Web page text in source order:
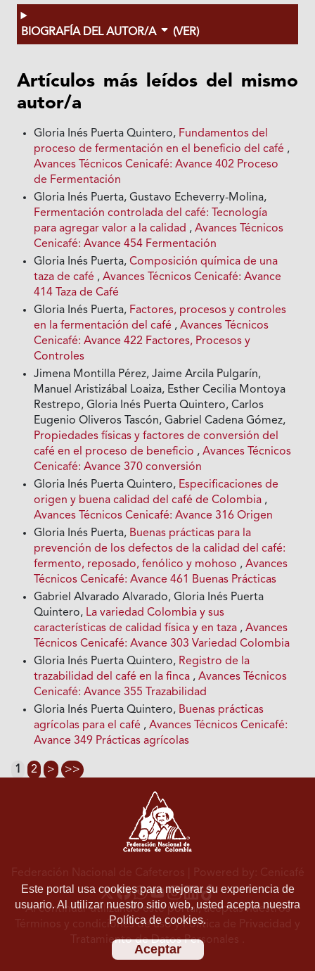
BIOGRAFÍA DEL AUTOR/A (VER)
Artículos más leídos del mismo
autor/a
Gloria Inés Puerta Quintero, Fundamentos del
proceso de fermentación en el beneficio del café ,
Avances Técnicos Cenicafé: Avance 402 Proceso
de Fermentación
Gloria Inés Puerta, Gustavo Echeverry-Molina,
Fermentación controlada del café: Tecnología
para agregar valor a la calidad ,Avances Técnicos
Cenicafé: Avance 454 Fermentación
Gloria Inés Puerta,Composición química de una
taza de café ,Avances Técnicos Cenicafé: Avance
414 Taza de Café
Gloria Inés Puerta, Factores, procesos y controles
en la fermentación del café ,Avances Técnicos
Cenicafé: Avance 422 Factores, Procesos y
Controles
Jimena Montilla Pérez, Jaime Arcila Pulgarín,
Manuel Aristizábal Loaiza, Esther Cecilia Montoya
Restrepo, Gloria Inés Puerta Quintero, Carlos
Eugenio Oliveros Tascón, Gabriel Cadena Gómez,
Propiedades físicas y factores de conversión del
café en el proceso de beneficio ,Avances Técnicos
Cenicafé: Avance 370 conversión
Gloria Inés Puerta Quintero, Especificaciones de
origen y buena calidad del café de Colombia ,
Avances Técnicos Cenicafé: Avance 316 Origen
Gloria Inés Puerta, Buenas prácticas para la
prevención de los defectos de la calidad del café:
fermento, reposado, fenólico y mohoso ,Avances
Técnicos Cenicafé: Avance 461 Buenas Prácticas
Gabriel Alvarado Alvarado, Gloria Inés Puerta
Quintero, La variedad Colombia y sus
características de calidad física y en taza ,Avances
Técnicos Cenicafé: Avance 303 Variedad Colombia
Gloria Inés Puerta Quintero, Registro de la
trazabilidad del café en la finca ,Avances Técnicos
Cenicafé: Avance 355 Trazabilidad
Gloria Inés Puerta Quintero, Buenas prácticas
agrícolas para el café ,Avances Técnicos Cenicafé:
Avance 349 Prácticas agrícolas
1 2 > >>
Este portal usa cookies para mejorar su experiencia de
usuario. Al utilizar nuestro sitio web, usted acepta nuestra
Política de cookies.
Aceptar
Federación Nacional de Cafeteros | Powered by: Cenicafé
Al continuar utilizando este portal, aceptas nuestros
Términos y condiciones de usoyPolítica de Privacidad y
Tratamiento de Datos Personales